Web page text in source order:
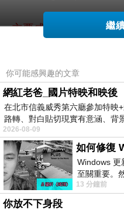
主要成分
(含維他命B5及玻尿
醯胺
商品特色
◎柔敏脆弱的東方膚
吸收快
繼
你可能感興趣的文章
網紅老爸_國片特映和映後
在北市信義威秀第六廳參加特映
路轉、對白貼切現實有意涵、背
糊、
2026-08-09
Windows 更
至關重要。
Windows 11
13 分鐘前
你放不下身段